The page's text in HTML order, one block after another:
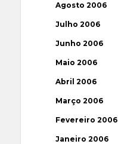
Agosto 2006
Julho 2006
Junho 2006
Maio 2006
Abril 2006
Março 2006
Fevereiro 2006
Janeiro 2006